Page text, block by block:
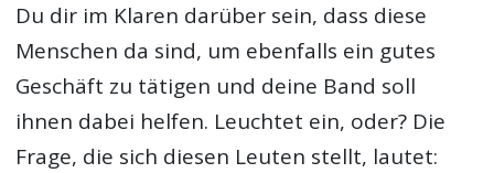
Du dir im Klaren darüber sein, dass diese
Menschen da sind, um ebenfalls ein gutes
Geschäft zu tätigen und deine Band soll
ihnen dabei helfen. Leuchtet ein, oder? Die
Frage, die sich diesen Leuten stellt, lautet: